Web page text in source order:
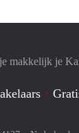
makkelijk je